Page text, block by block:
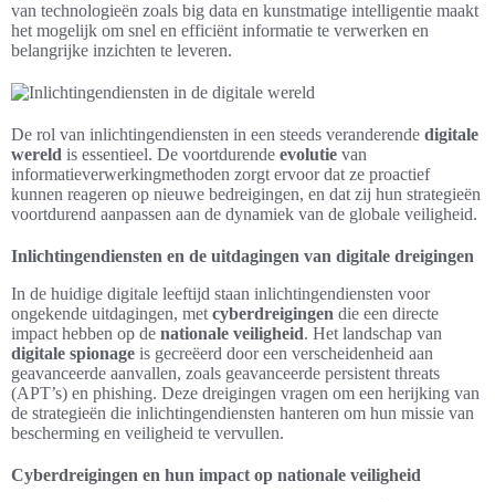
van technologieën zoals big data en kunstmatige intelligentie maakt
het mogelijk om snel en efficiënt informatie te verwerken en
belangrijke inzichten te leveren.
De rol van inlichtingendiensten in een steeds veranderende digitale
wereld is essentieel. De voortdurende evolutie van
informatieverwerkingmethoden zorgt ervoor dat ze proactief
kunnen reageren op nieuwe bedreigingen, en dat zij hun strategieën
voortdurend aanpassen aan de dynamiek van de globale veiligheid.
Inlichtingendiensten en de uitdagingen van digitale dreigingen
In de huidige digitale leeftijd staan inlichtingendiensten voor
ongekende uitdagingen, met cyberdreigingen die een directe
impact hebben op de nationale veiligheid. Het landschap van
digitale spionage is gecreëerd door een verscheidenheid aan
geavanceerde aanvallen, zoals geavanceerde persistent threats
(APT’s) en phishing. Deze dreigingen vragen om een herijking van
de strategieën die inlichtingendiensten hanteren om hun missie van
bescherming en veiligheid te vervullen.
Cyberdreigingen en hun impact op nationale veiligheid